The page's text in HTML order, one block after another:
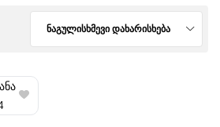
ნაგულისხმევი დახარისხება